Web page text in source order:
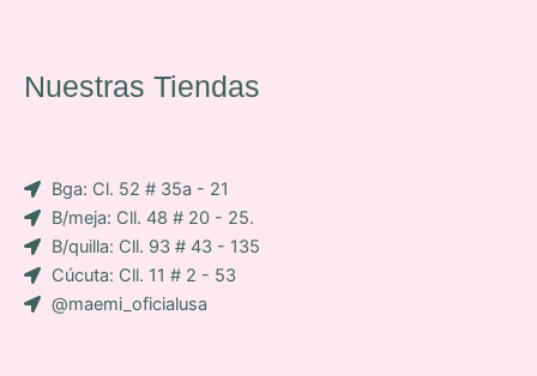
e
p
c
o
n
-
f
a
g
m
s
a
Nuestras Tiendas
Bga: Cl. 52 # 35a - 21
B/meja: Cll. 48 # 20 - 25.
B/quilla: Cll. 93 # 43 - 135
Cúcuta: Cll. 11 # 2 - 53
@maemi_oficialusa